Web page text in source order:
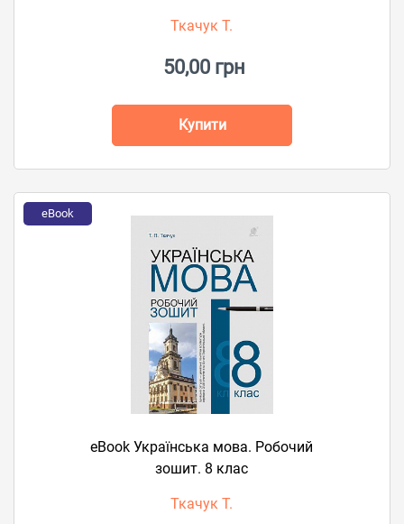
Ткачук Т.
50,00 грн
Купити
eBook
eBook Українська мова. Робочий
зошит. 8 клас
Ткачук Т.